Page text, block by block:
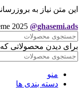
این متن نیاز به
2025 @ghasemi.ads
برای دیدن محصولاتی که
منو
دسته بندی ها